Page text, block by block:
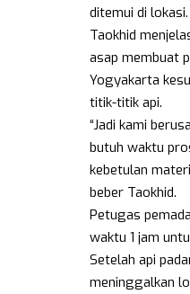
ditemui di lokasi.
Taokhid
asap membuat
Yogyakarta
titik-titik api.
“Jadi kami
butuh waktu
kebetulan
beber Taokhid.
Petugas
waktu 1 jam
Setelah api
meninggalkan